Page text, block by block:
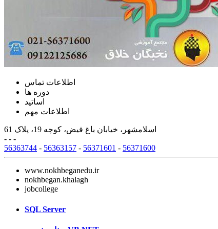
اطلاعات تماس
دوره ها
اساتید
اطلاعات مهم
اسلامشهر، خیابان باغ فیض، کوچه 19، پلاک 61
- - -
56363744 - 56363157 - 56371601 - 56371600
www.nokhbeganedu.ir
nokhbegan.khalagh
jobcollege
SQL Server